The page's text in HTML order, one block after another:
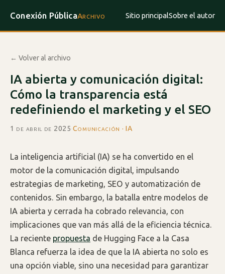
Conexión PúblicaArchivo Sitio principalSobre el autor
← Volver al archivo
IA abierta y comunicación digital:
Cómo la transparencia está
redefiniendo el marketing y el SEO
1 de abril de 2025·Comunicación · IA
La inteligencia artificial (IA) se ha convertido en el
motor de la comunicación digital, impulsando
estrategias de marketing, SEO y automatización de
contenidos. Sin embargo, la batalla entre modelos de
IA abierta y cerrada ha cobrado relevancia, con
implicaciones que van más allá de la eficiencia técnica.
La reciente propuesta de Hugging Face a la Casa
Blanca refuerza la idea de que la IA abierta no solo es
una opción viable, sino una necesidad para garantizar